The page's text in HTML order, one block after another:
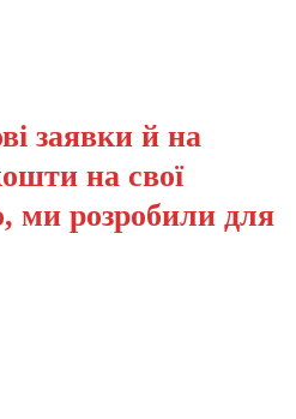
заявки й на
на свої
ми розробили для